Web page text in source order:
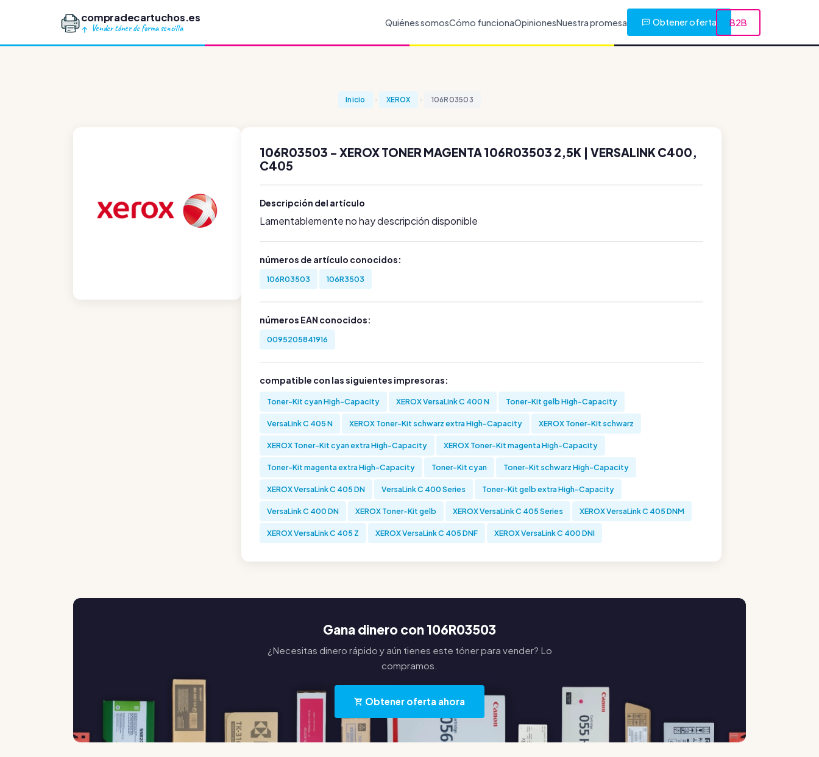
compradecartuchos.es
Vender tóner de forma sencilla
Quiénes somosCómo funcionaOpinionesNuestra promesa Obtener oferta B2B
Inicio XEROX 106R03503
106R03503 - XEROX TONER MAGENTA 106R03503 2,5K | VERSALINK C400,
C405
Descripción del artículo
Lamentablemente no hay descripción disponible
números de artículo conocidos:
106R03503 106R3503
números EAN conocidos:
0095205841916
compatible con las siguientes impresoras:
Toner-Kit cyan High-Capacity XEROX VersaLink C 400 N Toner-Kit gelb High-Capacity
VersaLink C 405 N XEROX Toner-Kit schwarz extra High-Capacity XEROX Toner-Kit schwarz
XEROX Toner-Kit cyan extra High-Capacity XEROX Toner-Kit magenta High-Capacity
Toner-Kit magenta extra High-Capacity Toner-Kit cyan Toner-Kit schwarz High-Capacity
XEROX VersaLink C 405 DN VersaLink C 400 Series Toner-Kit gelb extra High-Capacity
VersaLink C 400 DN XEROX Toner-Kit gelb XEROX VersaLink C 405 Series XEROX VersaLink C 405 DNM
XEROX VersaLink C 405 Z XEROX VersaLink C 405 DNF XEROX VersaLink C 400 DNI
Gana dinero con 106R03503
¿Necesitas dinero rápido y aún tienes este tóner para vender? Lo
compramos.
Obtener oferta ahora